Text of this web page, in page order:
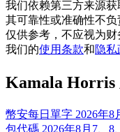
合約功能使用指南
我们依赖第三方来源
其可靠性或准确性不
仅供参考，不应视为
我们的使用条款和隐
Kamala Horris
幣安每日單字 2026年8
包代碼 2026年8月7、8